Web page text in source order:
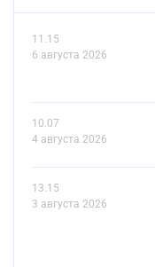
11.15
6 августа 2026
10.07
4 августа 2026
13.15
3 августа 2026